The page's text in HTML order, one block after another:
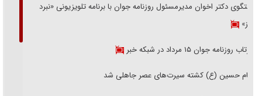
گفتگوی دکتر اخوان مدیرمسئول روزنامه جوان با برنامه تلویزیونی «نبرد
هرمز»
بازتاب روزنامه جوان ۱۵ مرداد در شبکه خبر
امام حسین (ع) کشته سیرت‌های عصر جاهلی شد